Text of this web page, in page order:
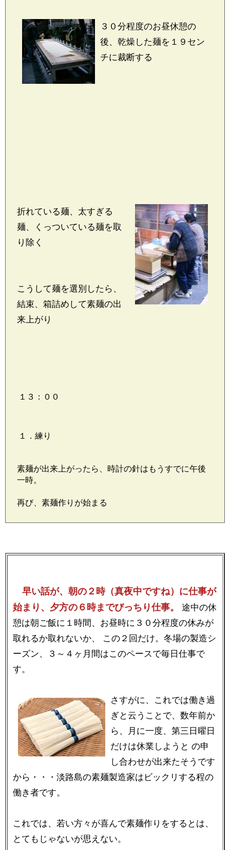
３０分程度のお昼休憩の
後、乾燥した麺を１９セン
チに裁断する
折れている麺、太すぎる
麺、くっついている麺を取
り除く
こうして麺を選別したら、
結束、箱詰めして素麺の出
来上がり
１３：００
１．練り
素麺が出来上がったら、時計の針はもうすでに午後
一時。
再び、素麺作りが始まる
早い話が、朝の２時（真夜中ですね）に仕事が
始まり、夕方の６時までびっちり仕事。
途中の休
憩は朝ご飯に１時間、お昼時に３０分程度の休みが
取れるか取れないか、 この２回だけ。冬場の製造シ
ーズン、３～４ヶ月間はこのペースで毎日仕事で
す。
さすがに、これでは働き過
ぎと云うことで、数年前か
ら、月に一度、第三日曜日
だけは休業しようと の申
し合わせが出来たそうです
から・・・淡路島の素麺製造家はビックリする程の
働き者です。
これでは、若い方々が喜んで素麺作りをするとは、
とてもじゃないが思えない。